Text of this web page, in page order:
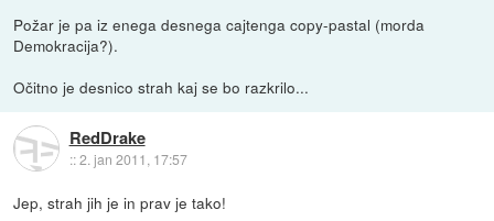
Požar je pa iz enega desnega cajtenga copy-pastal (morda
Demokracija?).
Očitno je desnico strah kaj se bo razkrilo...
RedDrake
::2. jan 2011, 17:57
Jep, strah jih je in prav je tako!